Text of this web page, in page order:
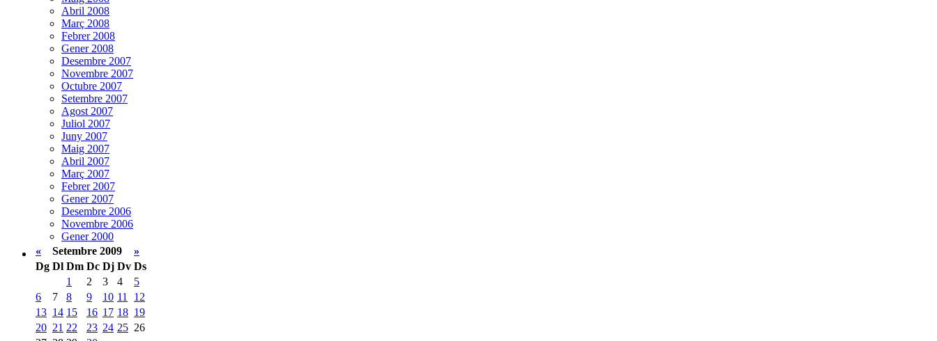
Abril 2008
Març 2008
Febrer 2008
Gener 2008
Desembre 2007
Novembre 2007
Octubre 2007
Setembre 2007
Agost 2007
Juliol 2007
Juny 2007
Maig 2007
Abril 2007
Març 2007
Febrer 2007
Gener 2007
Desembre 2006
Novembre 2006
Gener 2000
«
Setembre 2009
»
Dg Dl Dm Dc Dj Dv Ds
1
2 3 4
5
6
7 8 9 10 11
12
13 14 15 16 17 18 19
20 21 22 23 24 25 26